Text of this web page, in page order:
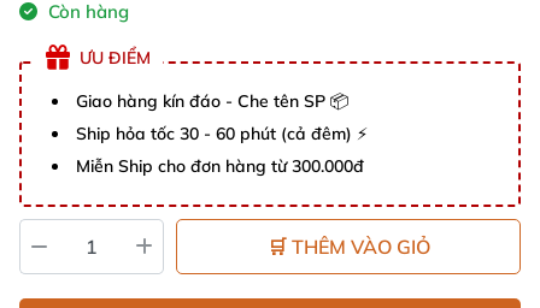
Còn hàng
ƯU ĐIỂM
Giao hàng kín đáo - Che tên SP 📦
Ship hỏa tốc 30 - 60 phút (cả đêm) ⚡
Miễn Ship cho đơn hàng từ 300.000đ
🛒 THÊM VÀO GIỎ